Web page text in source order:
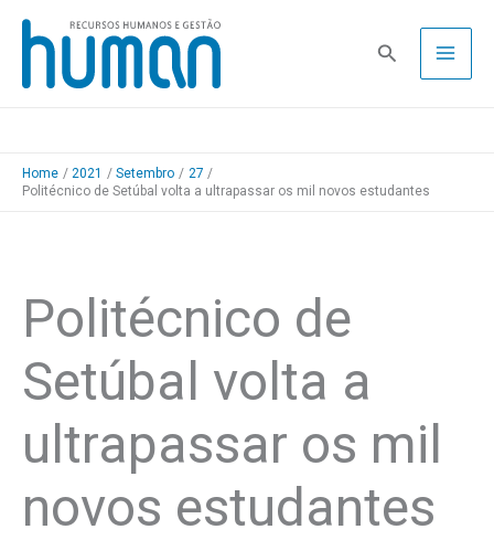
Skip
content
Pesquisa
Home 2021 Setembro
27
Politécnico de Setúbal volta a ultrapassar os mil novos estudantes
Politécnico de
Setúbal volta a
ultrapassar os mil
novos estudantes